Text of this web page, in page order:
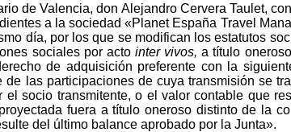
de Valencia, don Alejandro Cervera Taulet,
a la sociedad «Planet España Travel
día, por los que se modifican los estatutos
sociales por acto inter vivos, a título
de adquisición preferente con la
las participaciones de cuya transmisión se
socio transmitente, o el valor contable que
fuera a título oneroso distinto de la
del último balance aprobado por la Junta».